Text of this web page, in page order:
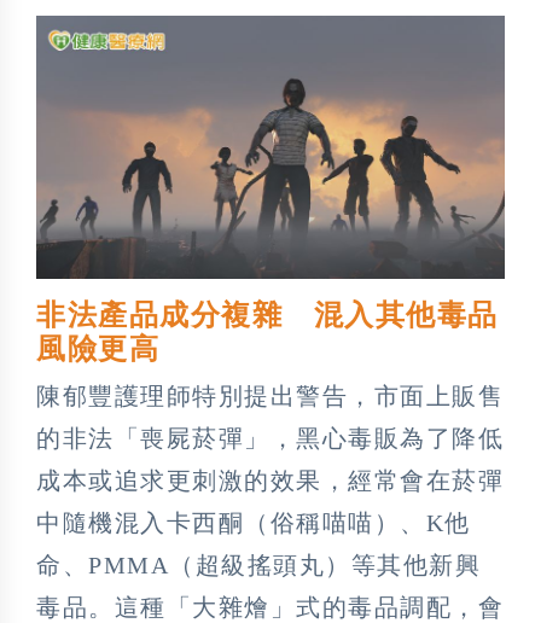
非法產品成分複雜 混入其他毒品
風險更高
陳郁豐護理師特別提出警告，市面上販售
的非法「喪屍菸彈」，黑心毒販為了降低
成本或追求更刺激的效果，經常會在菸彈
中隨機混入卡西酮（俗稱喵喵）、K他
命、PMMA（超級搖頭丸）等其他新興
毒品。這種「大雜燴」式的毒品調配，會